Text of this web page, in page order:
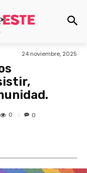
24 noviembre, 2025
0 0